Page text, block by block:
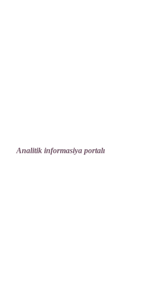
Analitik informasiya portalı